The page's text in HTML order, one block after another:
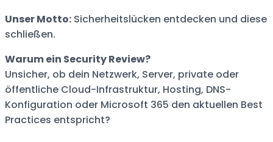
Unser Motto: Sicherheitslücken entdecken und diese
schließen.
Warum ein Security Review?
Unsicher, ob dein Netzwerk, Server, private oder
öffentliche Cloud-Infrastruktur, Hosting, DNS-
Konfiguration oder Microsoft 365 den aktuellen Best
Practices entspricht?